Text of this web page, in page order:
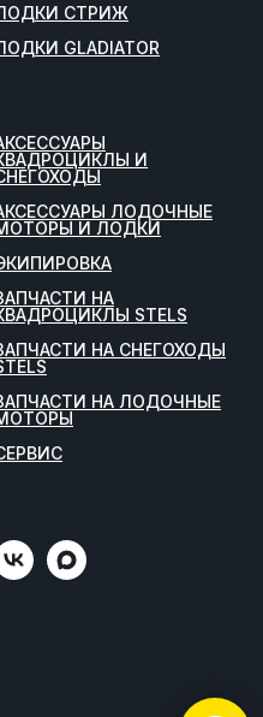
СТРИЖ
GLADIATOR
И
ЛОДОЧНЫЕ
И ЛОДКИ
НА
STELS
НА СНЕГОХОДЫ
НА ЛОДОЧНЫЕ